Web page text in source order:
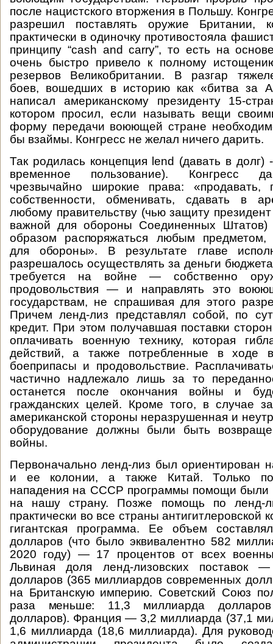
после нацистского вторжения в Польшу.
разрешил поставлять оружие Британии,
практически в одиночку противостояла
принципу “cash and carry”, то есть на
очень быстро привело к полному
резервов Великобритании. В разгар
боев, вошедших в историю как «битва за
написал американскому президенту 15-
котором просил, если называть вещи
форму передачи воюющей стране
бы взаймы. Конгресс не желал ничего дарить.
Так родилась концепция lend (давать в долг)
временное пользование). Конгресс
чрезвычайно широкие права: «продавать,
собственности, обменивать, сдавать в
любому правительству (чью защиту
важной для обороны Соединенных
образом распоряжаться любым предметом,
для обороны». В результате главе
разрешалось осуществлять за деньги бюджета
требуется на войне — собственно
продовольствия — и направлять это
государствам, не спрашивая для этого
Причем ленд-лиз представлял собой, по
кредит. При этом получавшая поставки
оплачивать военную технику, которая
действий, а также потребленные в ходе
боеприпасы и продовольствие.
частично надлежало лишь за то
останется после окончания войны и
гражданских целей. Кроме того, в случае
американской стороны неразрушенная и
оборудование должны были быть
войны.
Первоначально ленд-лиз был ориентирован
и ее колонии, а также Китай. Только
нападения на СССР программы помощи были
на нашу страну. Позже помощь по ленд-
практически во все страны антигитлеровской
гигантская программа. Ее объем
долларов (что было эквивалентно 582
2020 году) — 17 процентов от всех
Львиная доля ленд-лизовских поставок
долларов (365 миллиардов современных
на Британскую империю. Советский Союз
раза меньше: 11,3 миллиарда
долларов). Франция — 3,2 миллиарда (37,1
1,6 миллиарда (18,6 миллиарда). Для